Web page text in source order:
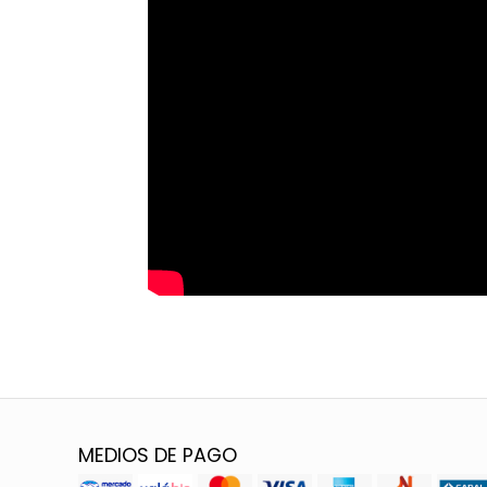
MEDIOS DE PAGO